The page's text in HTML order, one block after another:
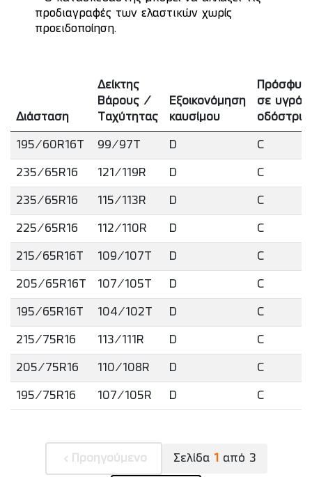
προδιαγραφές των ελαστικών χωρίς
προειδοποίηση.
Διάσταση
Δείκτης
Βάρους /
Ταχύτητας
Εξοικονόμηση
καυσίμου
σε υγρό
195/60R16T 99/97T D C
235/65R16 121/119R D C
235/65R16 115/113R D C
225/65R16 112/110R D C
215/65R16T 109/107T D C
205/65R16T 107/105T D C
195/65R16T 104/102T D C
215/75R16 113/111R D C
205/75R16 110/108R D C
195/75R16 107/105R D C
Προηγούμενο Σελίδα 1 από 3